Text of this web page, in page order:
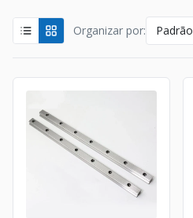
Organizar por: Padrão